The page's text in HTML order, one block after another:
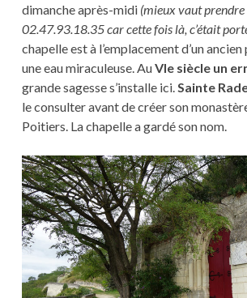
dimanche après-midi (mieux vaut
02.47.93.18.35 car cette fois là, c’était
chapelle est à l’emplacement d’un
une eau miraculeuse. AuVIe siècle un
grande sagesse s’installe ici.Sainte
le consulter avant de créer son
Poitiers. La chapelle a gardé son nom.